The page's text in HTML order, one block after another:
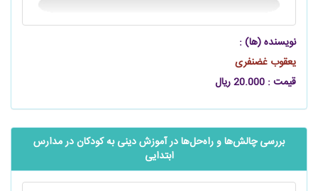
نویسنده (ها) :
یعقوب غضنفری
قیمت : 20.000 ریال
بررسی چالش‌ها و راه‌حل‌ها در آموزش دینی به کودکان در مدارس
ابتدایی